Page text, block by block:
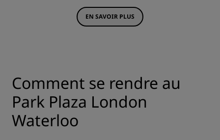
EN SAVOIR PLUS
Comment se rendre au
Park Plaza London
Waterloo